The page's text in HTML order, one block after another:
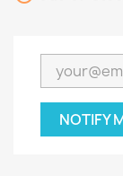
NOTIFY